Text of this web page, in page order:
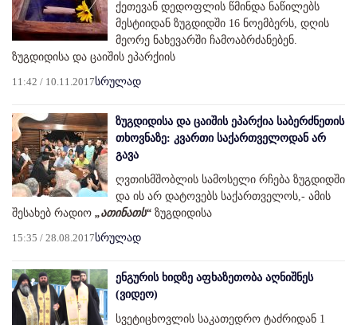
ქეთევან დედოფლის წმინდა ნაწილებს
მესტიიდან ზუგდიდში 16 ნოემბერს, დღის
მეორე ნახევარში ჩამოაბრძანებენ.
ზუგდიდისა და ცაიშის ეპარქიის
11:42 / 10.11.2017სრულად
ზუგდიდისა და ცაიშის ეპარქია საბერძნეთის
თხოვნაზე: კვართი საქართველოდან არ
გავა
ღვთისმშობლის სამოსელი რჩება ზუგდიდში
და ის არ დატოვებს საქართველოს,- ამის
შესახებ რადიო „ათინათს“ ზუგდიდისა
15:35 / 28.08.2017სრულად
ენგურის ხიდზე აფხაზეთობა აღნიშნეს
(ვიდეო)
სვეტიცხოვლის საკათედრო ტაძრიდან 1